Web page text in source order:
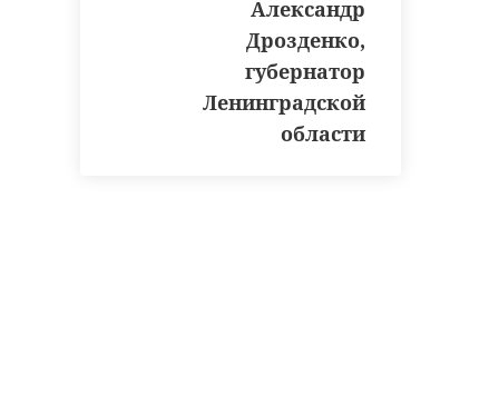
Александр
Дрозденко,
губернатор
Ленинградской
области